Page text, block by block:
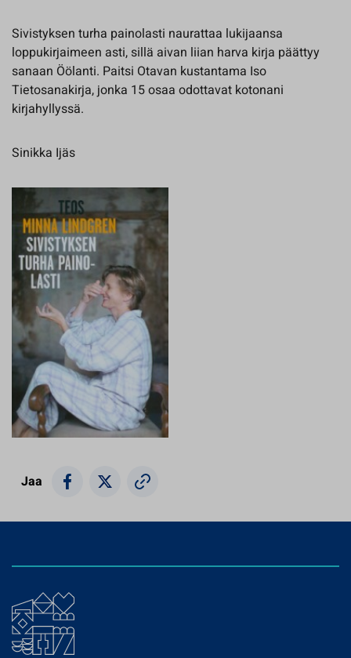
Sivistyksen turha painolasti naurattaa lukijaansa
loppukirjaimeen asti, sillä aivan liian harva kirja päättyy
sanaan Öölanti. Paitsi Otavan kustantama Iso
Tietosanakirja, jonka 15 osaa odottavat kotonani
kirjahyllyssä.
Sinikka Ijäs
Jaa